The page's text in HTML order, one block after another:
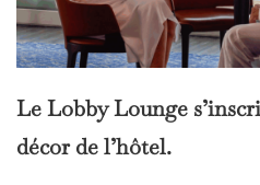
Le Lobby Lounge
décor de l’hôtel.